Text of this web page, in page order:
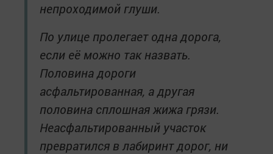
непроходимой глуши.
По улице пролегает одна дорога,
если её можно так назвать.
Половина дороги
асфальтированная, а другая
половина сплошная жижа грязи.
Неасфальтированный участок
превратился в лабиринт дорог, ни